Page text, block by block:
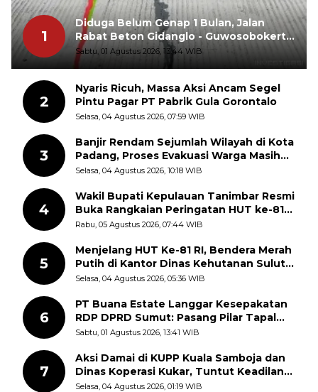
1
Diduga Belum Genap 1 Bulan, Jalan
Rabat Beton Gidanglo - Guwosobokerto
Sudah Pecah
Sabtu, 01 Agustus 2026, 13:44 WIB
2
Nyaris Ricuh, Massa Aksi Ancam Segel
Pintu Pagar PT Pabrik Gula Gorontalo
Selasa, 04 Agustus 2026, 07:59 WIB
3
Banjir Rendam Sejumlah Wilayah di Kota
Padang, Proses Evakuasi Warga Masih
Berlangsung
Selasa, 04 Agustus 2026, 10:18 WIB
4
Wakil Bupati Kepulauan Tanimbar Resmi
Buka Rangkaian Peringatan HUT ke-81
Kemerdekaan RI, ASN Diajak Perkuat
Rabu, 05 Agustus 2026, 07:44 WIB
5
Menjelang HUT Ke-81 RI, Bendera Merah
Putih di Kantor Dinas Kehutanan Sulut
Disorot Warga
Selasa, 04 Agustus 2026, 05:36 WIB
6
PT Buana Estate Langgar Kesepakatan
RDP DPRD Sumut: Pasang Pilar Tapal
Batas Sepihak Tanpa Libatkan
Sabtu, 01 Agustus 2026, 13:41 WIB
7
Aksi Damai di KUPP Kuala Samboja dan
Dinas Koperasi Kukar, Tuntut Keadilan
dan Kesempatan Kerja yang Adil
Selasa, 04 Agustus 2026, 01:19 WIB